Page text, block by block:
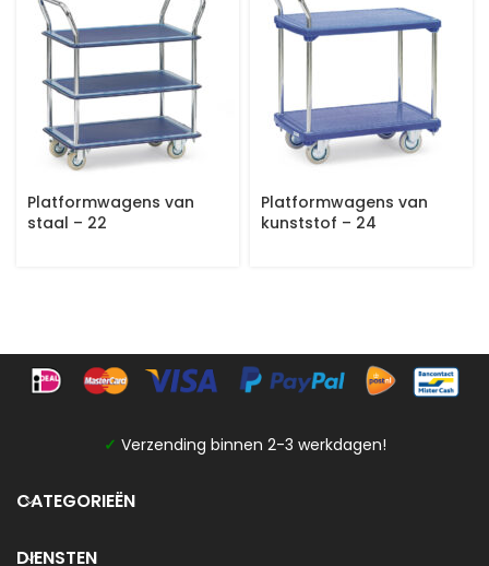
Platformwagens van
staal – 22
Platformwagens van
kunststof – 24
✓ Verzending binnen 2-3 werkdagen!
CATEGORIEËN
DIENSTEN